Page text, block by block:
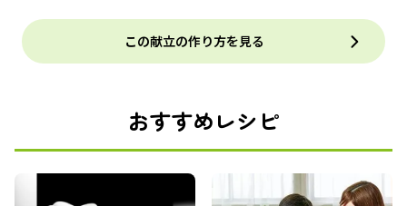
この献立の作り方を見る
おすすめレシピ